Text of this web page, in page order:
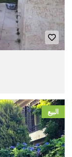
البيع